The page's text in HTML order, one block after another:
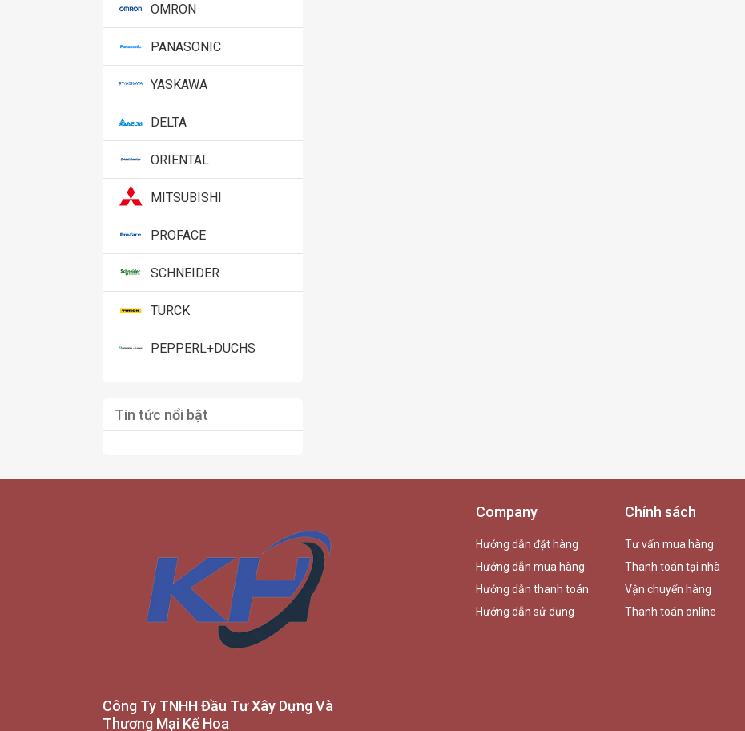
OMRON
PANASONIC
YASKAWA
DELTA
ORIENTAL
MITSUBISHI
PROFACE
SCHNEIDER
TURCK
PEPPERL+DUCHS
Tin tức nổi bật
Công Ty TNHH Đầu Tư Xây Dựng Và
Thương Mại Kế Hoa
Company
Hướng dẫn đặt hàng
Hướng dẫn mua hàng
Hướng dẫn thanh toán
Hướng dẫn sử dụng
Chính sách
Tư vấn mua hàng
Thanh toán tại nhà
Vận chuyển hàng
Thanh toán online